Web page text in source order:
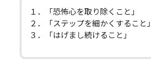
１．「恐怖心を取り除くこと」
２．「ステップを細かくすること」
３．「はげまし続けること」